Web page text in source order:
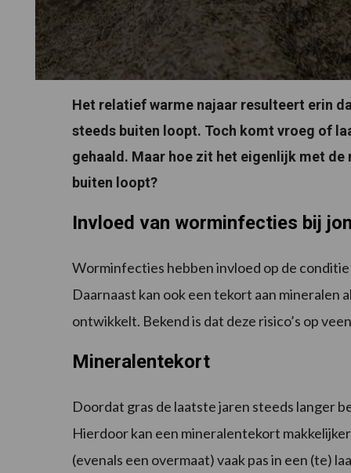
Het relatief warme najaar resulteert erin
steeds buiten loopt. Toch komt vroeg of
gehaald. Maar hoe zit het eigenlijk met
buiten loopt?
Invloed van worminfecties bij
Worminfecties hebben invloed op de
Daarnaast kan ook een tekort aan mineralen
ontwikkelt. Bekend is dat deze risico’s op
Mineralentekort
Doordat gras de laatste jaren steeds langer
Hierdoor kan een mineralentekort
(evenals een overmaat) vaak pas in een (te)